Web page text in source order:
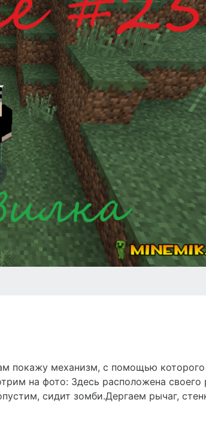
покажу механизм, с помощью которого
на фото: Здесь расположена своего
сидит зомби.Дергаем рычаг,